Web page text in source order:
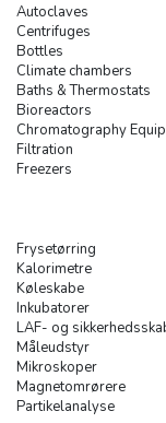
Autoclaves
Centrifuges
Bottles
Climate chambers
Baths & Thermostats
Bioreactors
Chromatography
Filtration
Freezers
Frysetørring
Kalorimetre
Køleskabe
Inkubatorer
LAF- og
Måleudstyr
Mikroskoper
Magnetomrørere
Partikelanalyse